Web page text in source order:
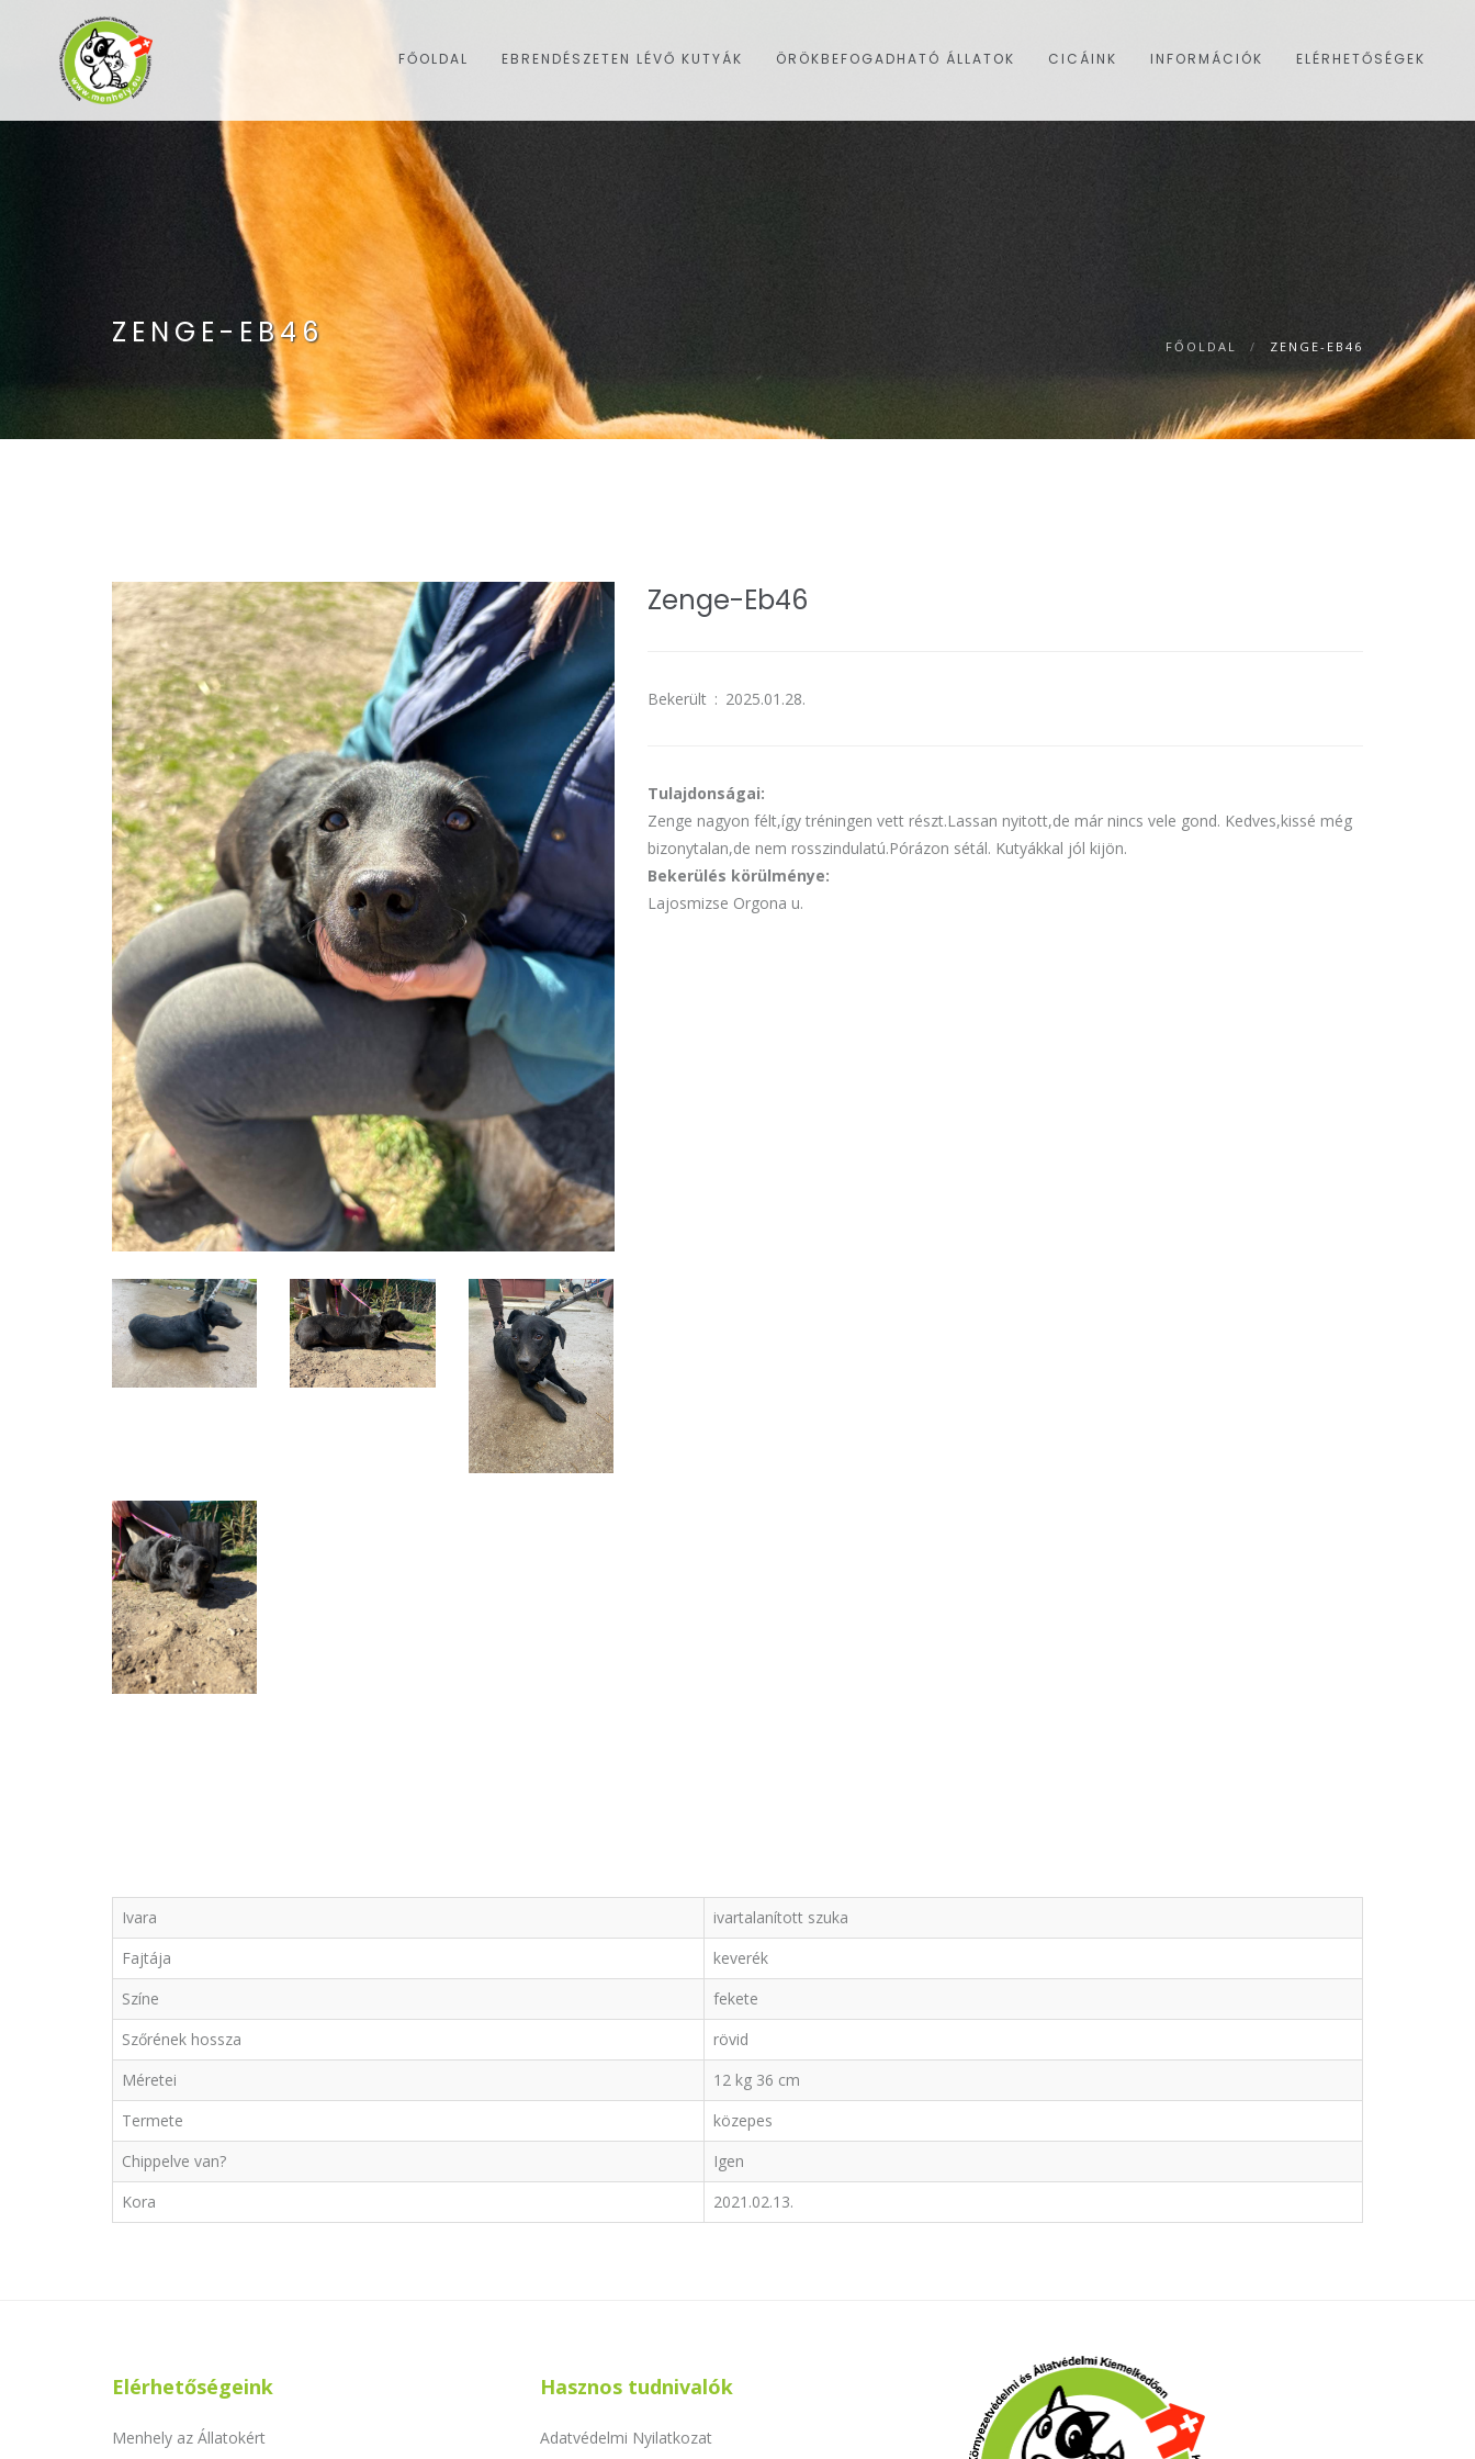
FŐOLDAL EBRENDÉSZETEN LÉVŐ KUTYÁK ÖRÖKBEFOGADHATÓ ÁLLATOK CICÁINK INFORMÁCIÓK ELÉRHETŐSÉGEK
ZENGE-EB46 FŐOLDAL / ZENGE-EB46
Zenge-Eb46
Bekerült : 2025.01.28.
Tulajdonságai:
Zenge nagyon félt,így tréningen vett részt.Lassan nyitott,de már nincs vele gond. Kedves,kissé még
bizonytalan,de nem rosszindulatú.Pórázon sétál. Kutyákkal jól kijön.
Bekerülés körülménye:
Lajosmizse Orgona u.
Ivara
ivartalanított szuka
Fajtája
keverék
Színe
fekete
Szőrének hossza
rövid
Méretei
12 kg 36 cm
Termete
közepes
Chippelve van?
Igen
Kora
2021.02.13.
Elérhetőségeink
Menhely az Állatokért
Hasznos tudnivalók
Adatvédelmi Nyilatkozat